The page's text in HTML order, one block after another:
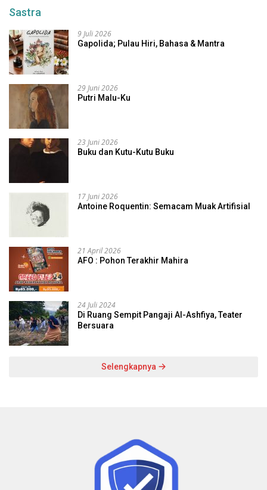
Sastra
9 Juli 2026
Gapolida; Pulau Hiri, Bahasa & Mantra
29 Juni 2026
Putri Malu-Ku
23 Juni 2026
Buku dan Kutu-Kutu Buku
17 Juni 2026
Antoine Roquentin: Semacam Muak Artifisial
21 April 2026
AFO : Pohon Terakhir Mahira
24 Juli 2024
Di Ruang Sempit Pangaji Al-Ashfiya, Teater
Bersuara
Selengkapnya